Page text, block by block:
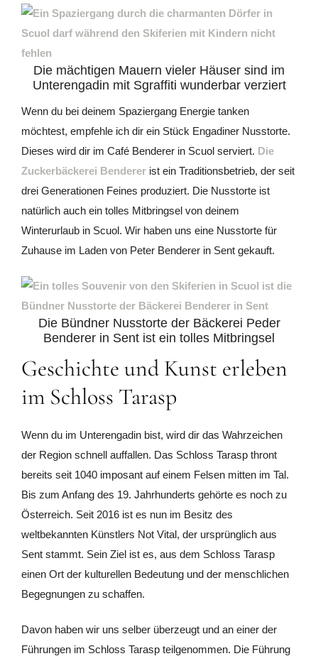
Die mächtigen Mauern vieler Häuser sind im
Unterengadin mit Sgraffiti wunderbar verziert
Wenn du bei deinem Spaziergang Energie tanken
möchtest, empfehle ich dir ein Stück Engadiner Nusstorte.
Dieses wird dir im Café Benderer in Scuol serviert. Die
Zuckerbäckerei Benderer ist ein Traditionsbetrieb, der seit
drei Generationen Feines produziert. Die Nusstorte ist
natürlich auch ein tolles Mitbringsel von deinem
Winterurlaub in Scuol. Wir haben uns eine Nusstorte für
Zuhause im Laden von Peter Benderer in Sent gekauft.
Die Bündner Nusstorte der Bäckerei Peder
Benderer in Sent ist ein tolles Mitbringsel
Geschichte und Kunst erleben
im Schloss Tarasp
Wenn du im Unterengadin bist, wird dir das Wahrzeichen
der Region schnell auffallen. Das Schloss Tarasp thront
bereits seit 1040 imposant auf einem Felsen mitten im Tal.
Bis zum Anfang des 19. Jahrhunderts gehörte es noch zu
Österreich. Seit 2016 ist es nun im Besitz des
weltbekannten Künstlers Not Vital, der ursprünglich aus
Sent stammt. Sein Ziel ist es, aus dem Schloss Tarasp
einen Ort der kulturellen Bedeutung und der menschlichen
Begegnungen zu schaffen.
Davon haben wir uns selber überzeugt und an einer der
Führungen im Schloss Tarasp teilgenommen. Die Führung